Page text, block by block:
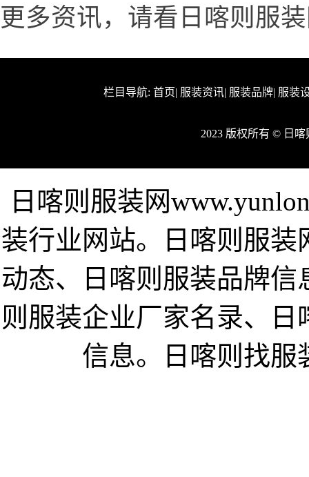
更多资讯，请看日喀则服
栏目导航: 首页| 服装资讯| 服装品牌| 服装
2023 版权所有 © 日
日喀则服装网
装行业网站。日喀则服
动态、日喀则服装品牌
则服装企业厂家名录、
信息。日喀则找服